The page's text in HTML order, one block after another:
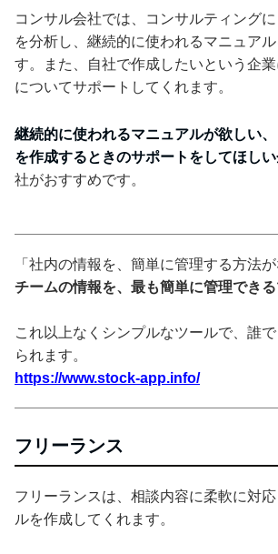
コンサル会社では、コンサルティング
を分析し、継続的に使われるマニュア
す。また、自社で作成したいという企
についてサポートしてくれます。
継続的に使われるマニュアルが欲しい
を作成するときのサポートをしてほし
社がおすすめです。
「社内の情報を、簡単に管理する方法が
チームの情報を、最も簡単に管理でき
これ以上なくシンプルなツールで、誰
られます。
https://www.stock-app.info/
フリーランス
フリーランスは、相談内容に柔軟に対
ルを作成してくれます。